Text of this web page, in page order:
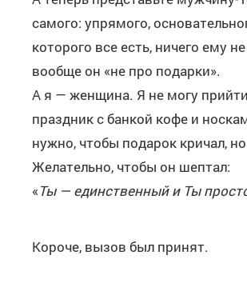
самого: упрямого,
которого все есть, ничего ему
вообще он «не про подарки».
А я — женщина. Я не могу
праздник с банкой кофе и
нужно, чтобы подарок кричал,
Желательно, чтобы он шептал:
«Ты — единственный и Ты
Короче, вызов был принят.